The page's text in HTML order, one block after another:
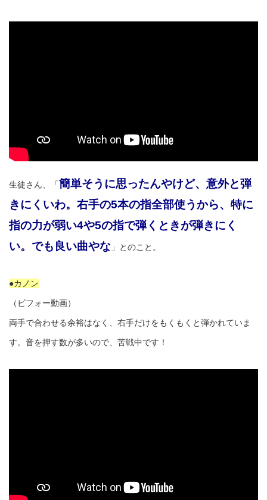
生徒さん、「簡単そうに思ったんやけど、意外と弾
きにくいわ。右手の5本の指全部使うから、特に
指の力が弱い4や5の指で弾くときが弾きにく
い。でも良い曲やな 」とのこと。
●カノン
（ビフォー動画）
両手で合わせる余裕はなく、右手だけをもくもくと弾かれていま
す。音を押す数が多いので、苦戦中です！